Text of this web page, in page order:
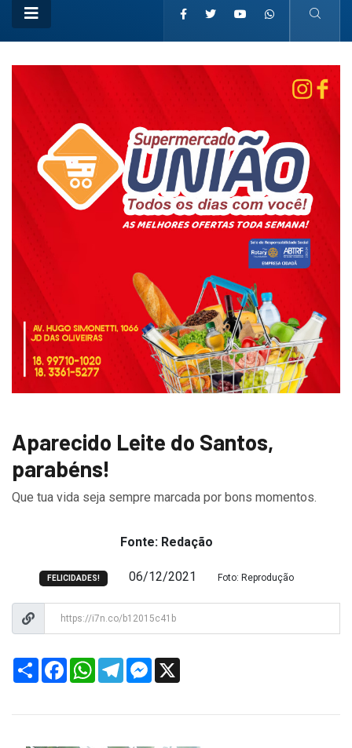
Aparecido Leite do Santos,
parabéns!
Que tua vida seja sempre marcada por bons momentos.
Fonte: Redação
FELICIDADES! 06/12/2021 Foto: Reprodução
Share FacebookWhatsAppTelegramMessenger